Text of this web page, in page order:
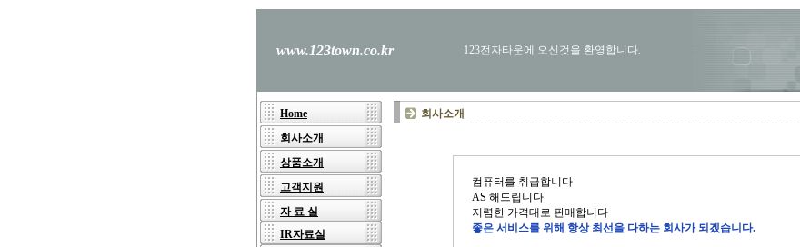
www.123town.co.kr 123전자타운에 오신것을 환영합니다.
Home
회사소개
상품소개
고객지원
자 료 실
IR자료실
회사소개
컴퓨터를 취급합니다
AS 해드립니다
저렴한 가격대로 판매합니다
좋은 서비스를 위해 항상 최선을 다하는 회사가 되겠습니다.